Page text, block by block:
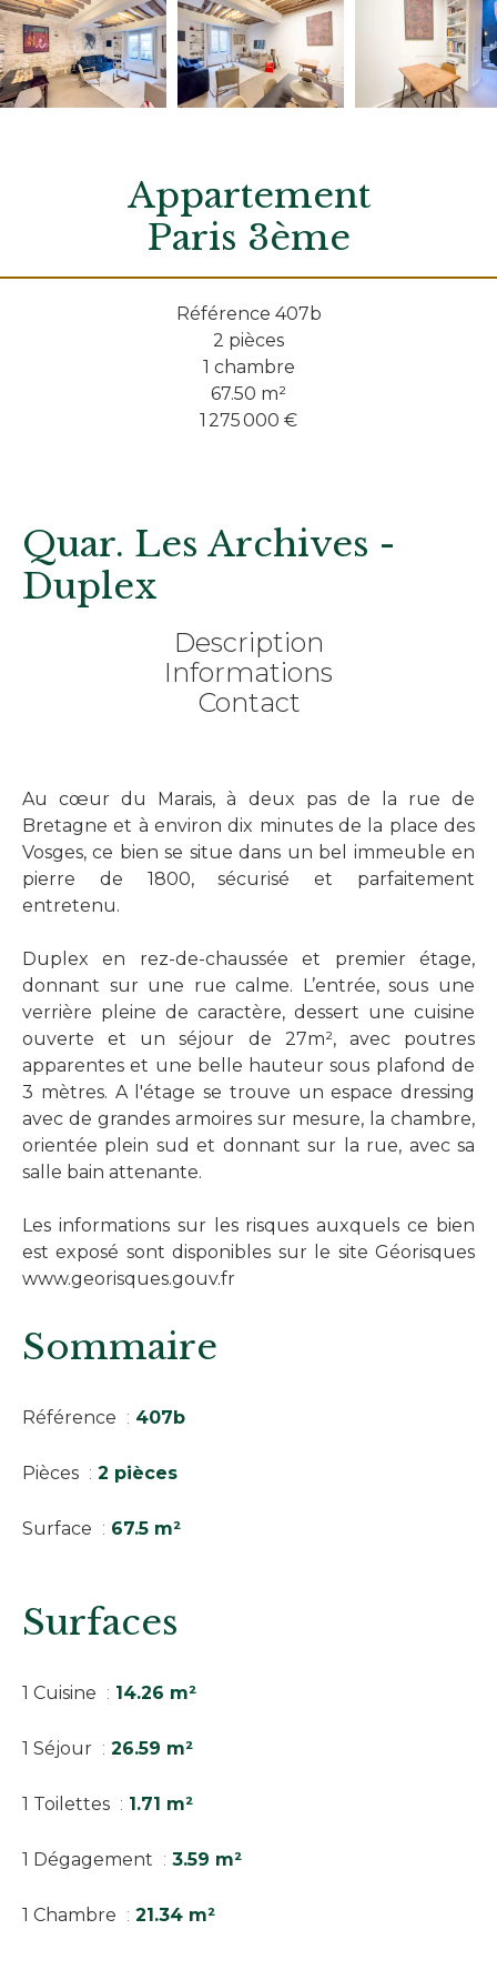
Appartement
Paris 3ème
Référence 407b
2 pièces
1 chambre
67.50 m²
1 275 000 €
Quar. Les Archives -
Duplex
Description
Informations
Contact
Au cœur du Marais, à deux pas de la rue de
Bretagne et à environ dix minutes de la place des
Vosges, ce bien se situe dans un bel immeuble en
pierre de 1800, sécurisé et parfaitement
entretenu.
Duplex en rez-de-chaussée et premier étage,
donnant sur une rue calme. L’entrée, sous une
verrière pleine de caractère, dessert une cuisine
ouverte et un séjour de 27m², avec poutres
apparentes et une belle hauteur sous plafond de
3 mètres. A l'étage se trouve un espace dressing
avec de grandes armoires sur mesure, la chambre,
orientée plein sud et donnant sur la rue, avec sa
salle bain attenante.
Les informations sur les risques auxquels ce bien
est exposé sont disponibles sur le site Géorisques
www.georisques.gouv.fr
Sommaire
Référence 407b
Pièces 2 pièces
Surface 67.5 m²
Surfaces
1 Cuisine 14.26 m²
1 Séjour 26.59 m²
1 Toilettes 1.71 m²
1 Dégagement 3.59 m²
1 Chambre 21.34 m²